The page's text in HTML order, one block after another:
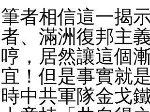
筆者相信這一揭
者、滿洲復邦主
哼，居然讓這個
宜！但是事實就
時中共軍隊金戈